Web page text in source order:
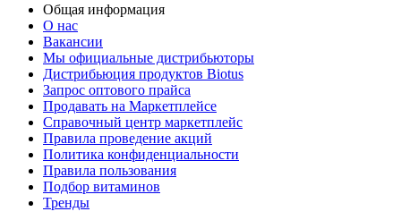
Общая информация
О нас
Вакансии
Мы официальные дистрибьюторы
Дистрибьюция продуктов Biotus
Запрос оптового прайса
Продавать на Маркетплейсе
Справочный центр маркетплейс
Правила проведение акций
Политика конфиденциальности
Правила пользования
Подбор витаминов
Тренды